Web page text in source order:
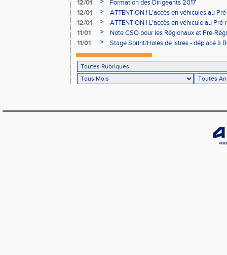
12/01
Formation des Dirigeants 2017
12/01
>
ATTENTION ! L'accès en véhicules au
Bains sera réglementé
12/01 >
ATTENTION ! L'accès en véhicule au
Bains sera réglementé
11/01 >
Note CSO pour les Régionaux et Pré-
11/01
> Stage Sprint/Haies de Istres - déplacé à